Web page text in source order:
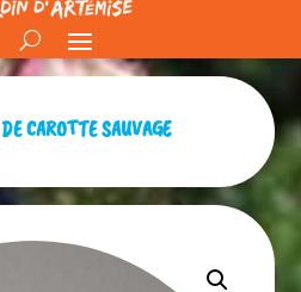
CAROTTE SAUVAGE